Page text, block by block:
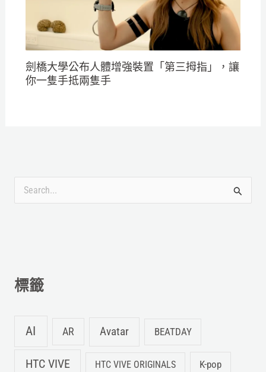
劍橋大學公布人體增強裝置「第三拇指」，讓
你一隻手抵兩隻手
:標籤
AI AR Avatar BEATDAY
HTC VIVE HTC VIVE ORIGINALS K-pop